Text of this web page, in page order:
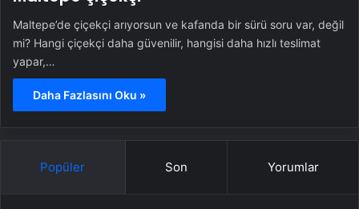
Maltepe’de çiçekçi arıyorsun ve kafanda bir sürü soru var, değil
mi? Hangi çiçekçi daha güvenilir, hangisi daha hızlı teslimat
yapar,…
Daha Fazlasını Oku »
Popüler Son Yorumlar